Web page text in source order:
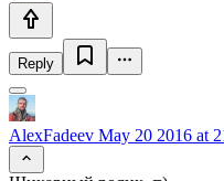
Reply
AlexFadeev May 20 2016 at